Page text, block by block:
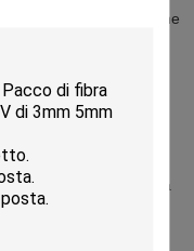
dovuto la riflessione
dello Sc ed il tipo
di FTTH,
RoHS
prova di 100% prima